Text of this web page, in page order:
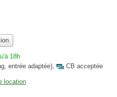
18h
entrée adaptée), CB acceptée
location